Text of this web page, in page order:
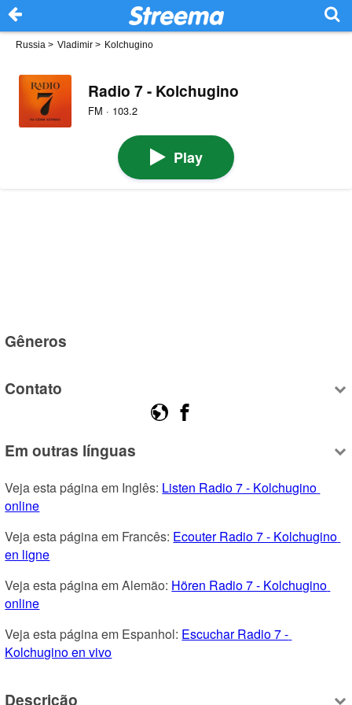
Russia > Vladimir > Kolchugino
Radio 7 - Kolchugino
FM · 103.2
Play
Gêneros
Contato
Em outras línguas
Veja esta página em Inglês: Listen Radio 7 - Kolchugino
online
Veja esta página em Francês: Ecouter Radio 7 - Kolchugino
en ligne
Veja esta página em Alemão: Hören Radio 7 - Kolchugino
online
Veja esta página em Espanhol: Escuchar Radio 7 -
Kolchugino en vivo
Descrição